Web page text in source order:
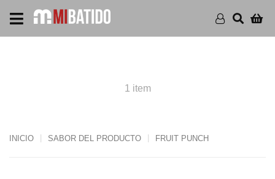
1 item
INICIO SABOR DEL PRODUCTO FRUIT PUNCH